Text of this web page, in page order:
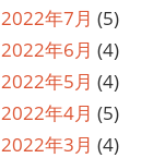
2022年7月 (5)
2022年6月 (4)
2022年5月 (4)
2022年4月 (5)
2022年3月 (4)